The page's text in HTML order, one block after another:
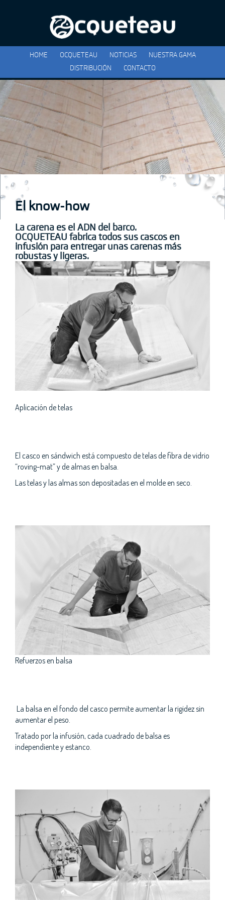
HOME OCQUETEAU NOTICIAS
NUESTRA GAMA
DISTRIBUCIÓN
CONTACTO
El know-how
La carena es el ADN del barco.
OCQUETEAU fabrica todos sus cascos en
infusión para entregar unas carenas más
robustas y ligeras.
El casco en sándwich está compuesto de telas de fibra de vidrio
“roving-mat” y de almas en balsa.
Las telas y las almas son depositadas en el molde en seco.
Aplicación de telas
Refuerzos en balsa
La balsa en el fondo del casco permite aumentar la rigidez sin
aumentar el peso.
Tratado por la infusión, cada cuadrado de balsa es
independiente y estanco.